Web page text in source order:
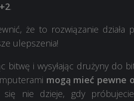
.
że to rozwiązanie
ulepszenia!
bitwę i wysyłając drużyny do
mogą mieć pewne
nie dzieje, gdy